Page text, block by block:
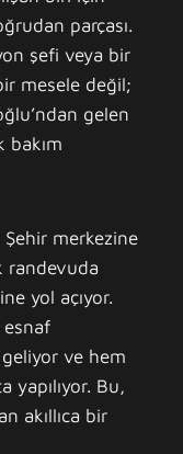
parçası.
şefi veya bir
mesele değil;
gelen
bakım
merkezine
randevuda
yol açıyor.
esnaf
ve hem
yapılıyor. Bu,
akıllıca bir